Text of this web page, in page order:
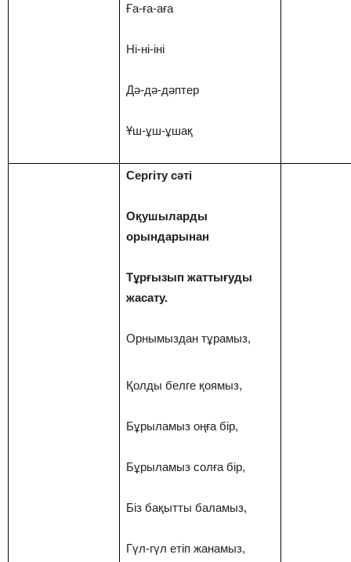
Ға-ға-аға
Ні-ні-іні
Дә-дә-дәптер
Ұш-ұш-ұшақ
Сергіту сәті
Оқушыларды
орындарынан
Тұрғызып жаттығуды
жасату.
Орнымыздан тұрамыз,
Қолды белге қоямыз,
Бұрыламыз оңға бір,
Бұрыламыз солға бір,
Біз бақытты баламыз,
Гүл-гүл етіп жанамыз,